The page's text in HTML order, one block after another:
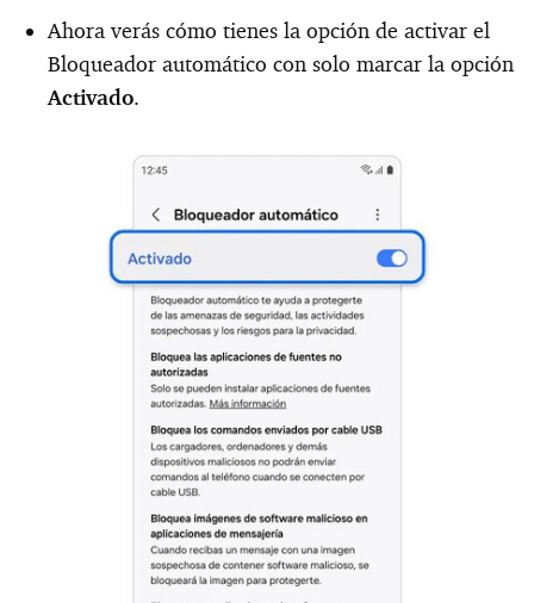
Ahora verás cómo tienes la opción de activar el
Bloqueador automático con solo marcar la opción
Activado.